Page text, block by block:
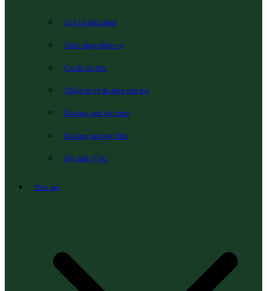
Lịch sử hình thành
Chức năng nhiệm vụ
Cơ cấu tổ chức
Thông tin về đa dạng sinh học
Đa dạng sinh học rừng
Đa dạng sinh học biển
Hộ chiếu VQG
Hình ảnh